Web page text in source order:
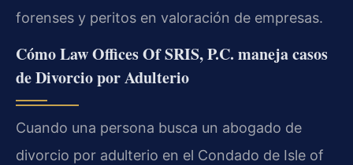
forenses y peritos en valoración de empresas.
Cómo Law Offices Of SRIS, P.C. maneja casos
de Divorcio por Adulterio
Cuando una persona busca un abogado de
divorcio por adulterio en el Condado de Isle of